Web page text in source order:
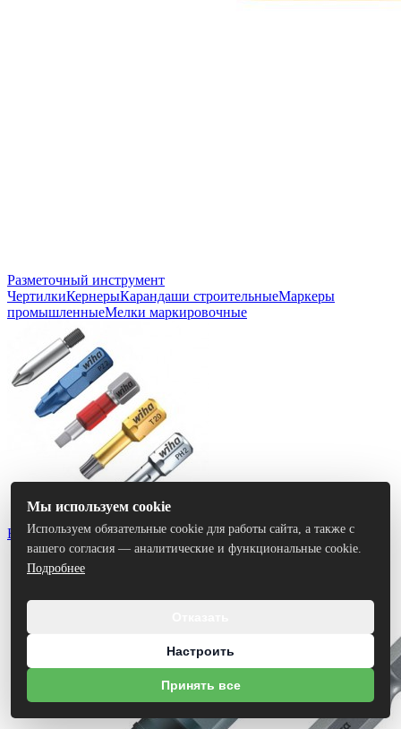
Разметочный инструмент
ЧертилкиКернерыКарандаши строительныеМаркеры
промышленныеМелки маркировочные
Биты
Мы используем cookie
Используем обязательные cookie для работы сайта, а также с
вашего согласия — аналитические и функциональные cookie.
Подробнее
Настроить
Принять все